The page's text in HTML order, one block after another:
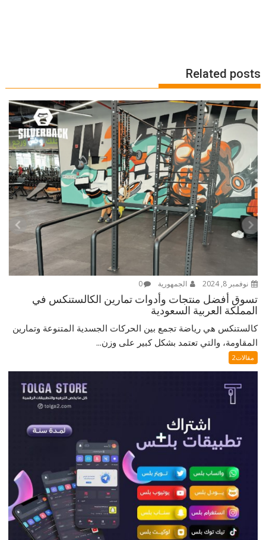
Related posts
نوفمبر 8, 2024 الجمهورية 0
تسوق أفضل منتجات وأدوات تمارين الكالستنكس في
المملكة العربية السعودية
كالستنكس هي رياضة تجمع بين الحركات الجسدية المتنوعة وتمارين
المقاومة، والتي تعتمد بشكل كبير على وزن...
مقالات2